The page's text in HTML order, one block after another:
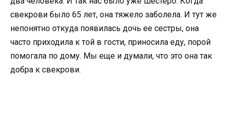
свекрови было 65 лет, она тяжело заболела. И тут же
непонятно откуда появилась дочь ее сестры, она
часто приходила к той в гости, приносила еду, порой
помогала по дому. Мы еще и думали, что это она так
добра к свекрови.